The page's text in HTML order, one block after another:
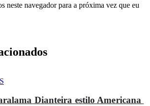
neste navegador para a próxima vez que eu
Dianteira estilo Americana